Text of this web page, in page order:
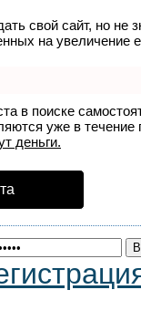
свой сайт, но не
на увеличение
в поиске
уже в
деньги.